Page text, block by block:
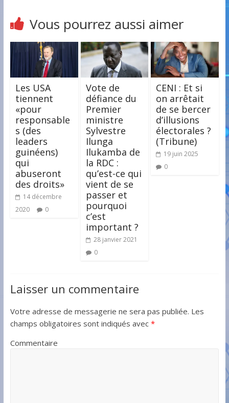
Vous pourrez aussi aimer
Les USA
tiennent
«pour
responsable
s (des
leaders
guinéens)
qui
abuseront
des droits»
14 décembre
2020
0
Vote de
défiance du
Premier
ministre
Sylvestre
Ilunga
Ilukamba de
la RDC :
qu’est-ce qui
vient de se
passer et
pourquoi
c’est
important ?
28 janvier 2021
0
CENI : Et si
on arrêtait
de se bercer
d’illusions
électorales ?
(Tribune)
19 juin 2025
0
Laisser un commentaire
Votre adresse de messagerie ne sera pas publiée. Les
champs obligatoires sont indiqués avec *
Commentaire